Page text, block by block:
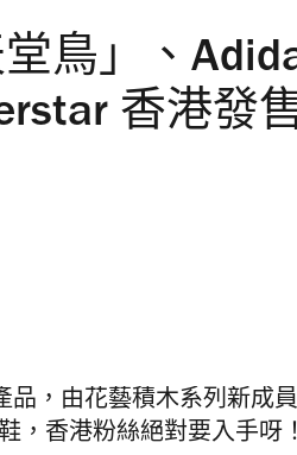
鳥」、
香港發
品，由花藝積木系列新成
，香港粉絲絕對要入手呀！